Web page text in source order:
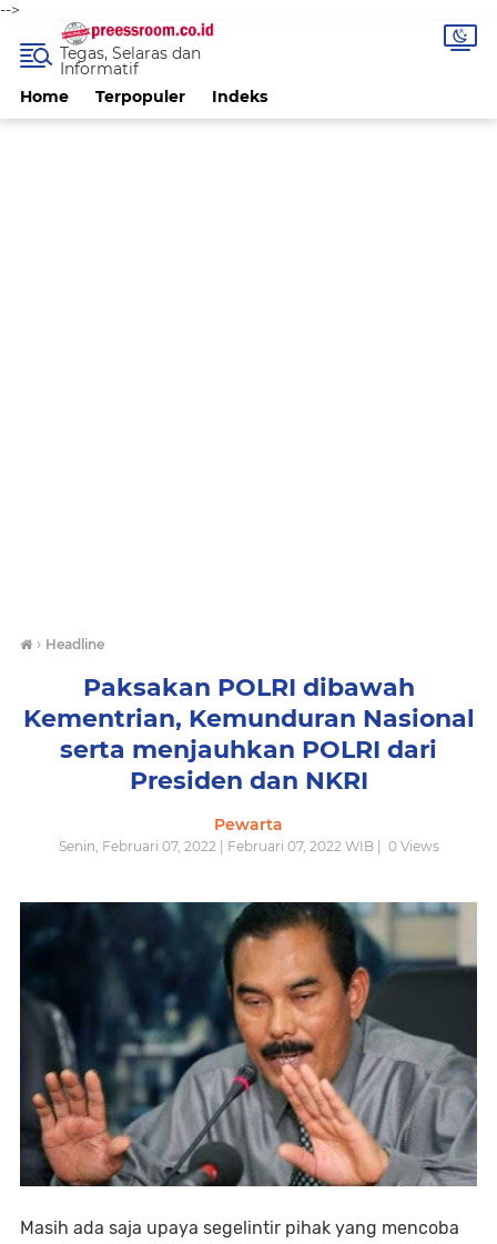
-->
Home Terpopuler Indeks
Tegas, Selaras dan
Informatif
› Headline
Paksakan POLRI dibawah
Kementrian, Kemunduran Nasional
serta menjauhkan POLRI dari
Presiden dan NKRI
Pewarta
Senin, Februari 07, 2022 | Februari 07, 2022 WIB | 0Views
Masih ada saja upaya segelintir pihak yang mencoba